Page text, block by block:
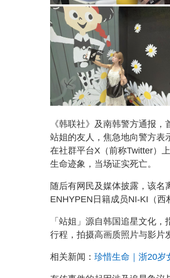
《韩联社》及南韩警方通报
站姐的友人，焦急地向警方表
在社群平台X（前称Twitter）
生命迹象，当场证实死亡。
随后有网民及媒体披露，该名
ENHYPEN日籍成员NI-KI（西
「站姐」源自韩国追星文化
行程，拍摄高画质照片与影片
相关新闻： 珍惜生命｜浙20岁